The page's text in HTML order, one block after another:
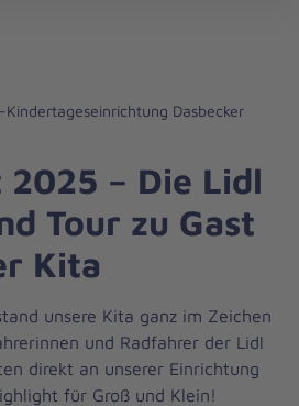
Dasbecker
2025 – Die Lidl
Tour zu Gast
Kita
unsere Kita ganz im Zeichen
und Radfahrer der Lidl
direkt an unserer Einrichtung
für Groß und Klein!